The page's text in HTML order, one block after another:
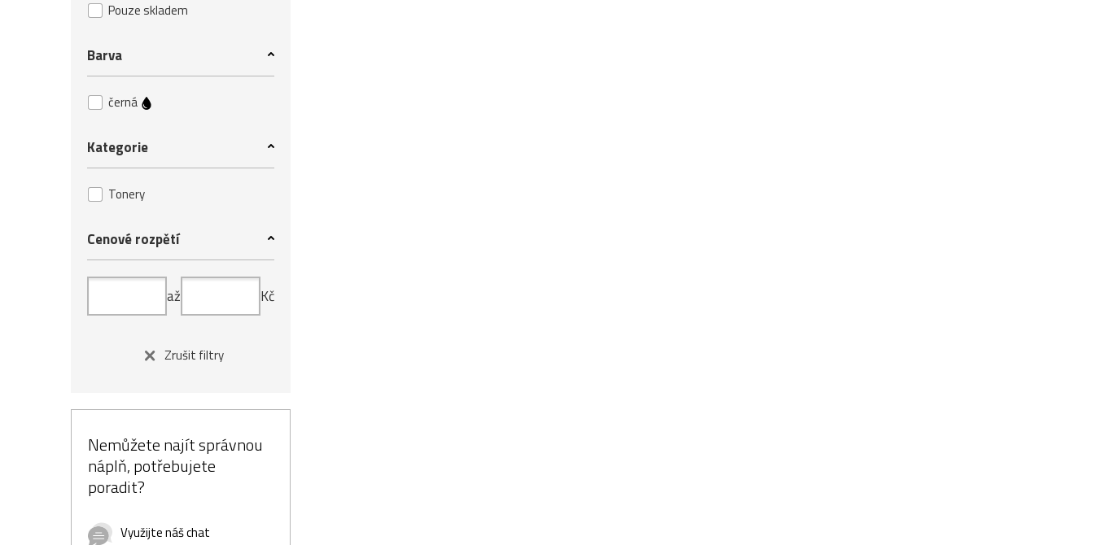
Pouze skladem
Barva
černá
Kategorie
Tonery
Cenové rozpětí
až Kč
Zrušit filtry
Nemůžete najít správnou
náplň, potřebujete
poradit?
Využijte náš chat